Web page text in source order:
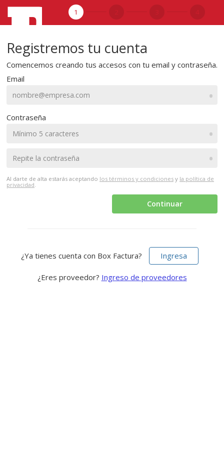
Registremos tu cuenta
Comencemos creando tus accesos con tu email y contraseña.
Email
•
Contraseña
•
•
Al darte de alta estarás aceptando los términos y condiciones y la política de
privacidad.
Continuar
¿Ya tienes cuenta con Box Factura? Ingresa
¿Eres proveedor? Ingreso de proveedores
1